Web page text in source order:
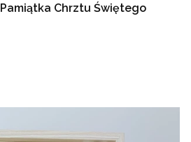
Chrztu Świętego